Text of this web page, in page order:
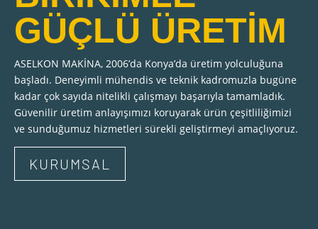
GÜÇLÜ ÜRETİM
ASELKON MAKİNA, 2006’da Konya’da üretim yolculuğuna
başladı. Deneyimli mühendis ve teknik kadromuzla bugüne
kadar çok sayıda nitelikli çalışmayı başarıyla tamamladık.
Güvenilir üretim anlayışımızı koruyarak ürün çeşitliliğimizi
ve sunduğumuz hizmetleri sürekli geliştirmeyi amaçlıyoruz.
KURUMSAL